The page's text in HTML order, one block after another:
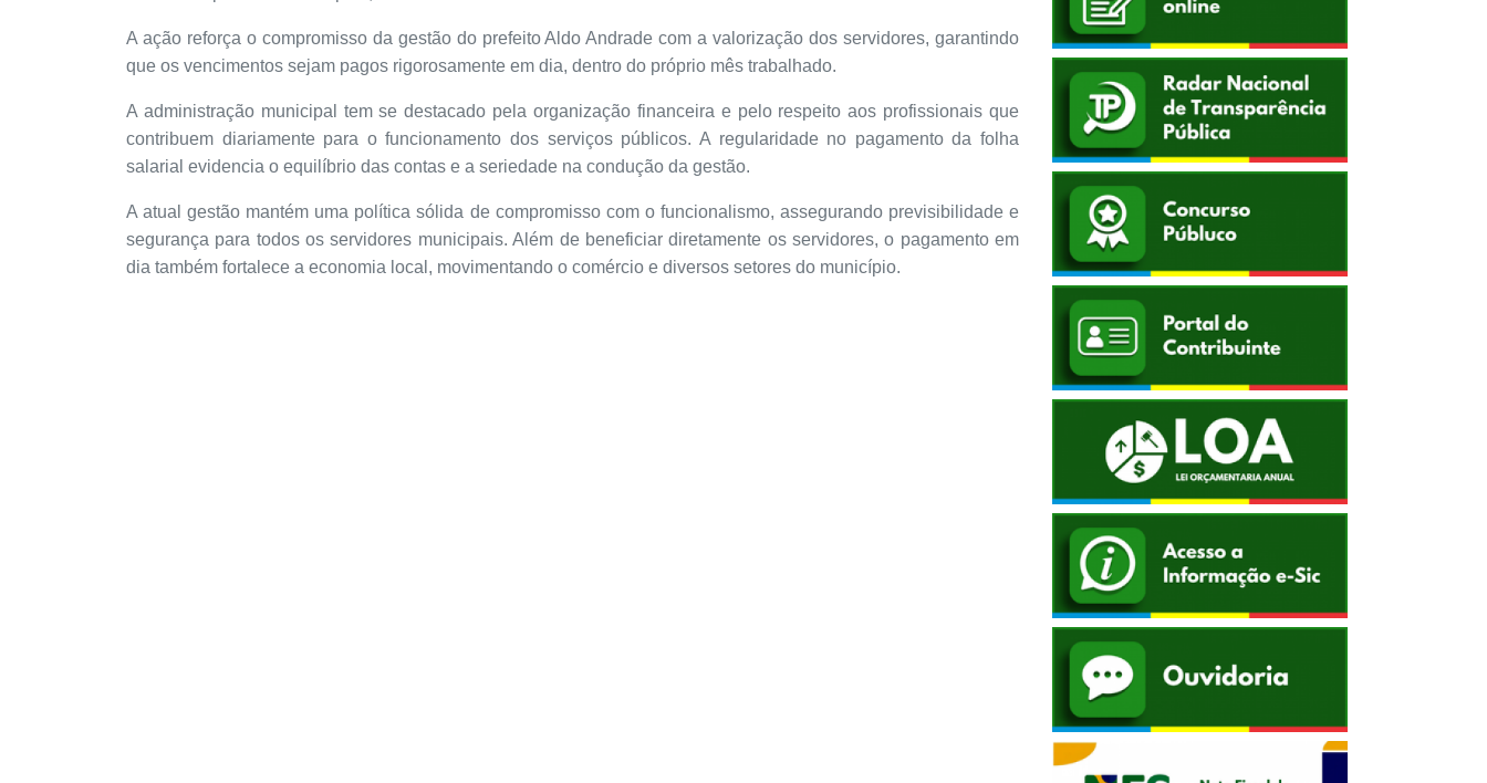
A ação reforça o compromisso da gestão do prefeito Aldo Andrade com a valorização dos servidores, garantindo
que os vencimentos sejam pagos rigorosamente em dia, dentro do próprio mês trabalhado.
A administração municipal tem se destacado pela organização financeira e pelo respeito aos profissionais que
contribuem diariamente para o funcionamento dos serviços públicos. A regularidade no pagamento da folha
salarial evidencia o equilíbrio das contas e a seriedade na condução da gestão.
A atual gestão mantém uma política sólida de compromisso com o funcionalismo, assegurando previsibilidade e
segurança para todos os servidores municipais. Além de beneficiar diretamente os servidores, o pagamento em
dia também fortalece a economia local, movimentando o comércio e diversos setores do município.